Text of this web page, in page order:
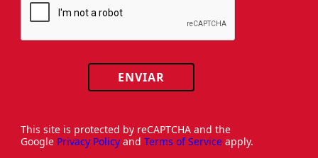
ENVIAR
This site is protected by reCAPTCHA and the
Google Privacy Policy and Terms of Service apply.